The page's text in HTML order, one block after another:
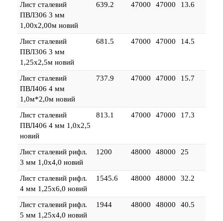
Лист сталевий
ПВЛ306 3 мм
1,00х2,00м новий
639.2 47000 47000 13.6
Лист сталевий
ПВЛ306 3 мм
1,25х2,5м новий
681.5 47000 47000 14.5
Лист сталевий
ПВЛ406 4 мм
1,0м*2,0м новий
737.9 47000 47000 15.7
Лист сталевий
ПВЛ406 4 мм 1,0х2,5
новий
813.1 47000 47000 17.3
Лист сталевий рифл.
3 мм 1,0х4,0 новий
1200 48000 48000 25
Лист сталевий рифл.
4 мм 1,25х6,0 новий
1545.6 48000 48000 32.2
Лист сталевий рифл.
5 мм 1,25х4,0 новий
1944 48000 48000 40.5